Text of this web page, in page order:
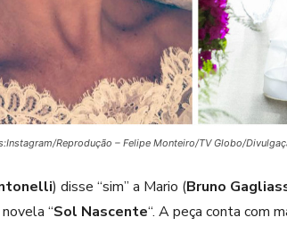
Reprodução – Felipe Monteiro/TV Globo/
) disse “sim” a Mario (Bruno
novela “Sol Nascente“. A peça conta com